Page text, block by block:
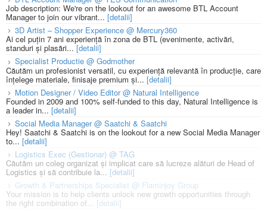
Job description: We're on the lookout for an awesome BTL Account
Manager to join our vibrant... [detalii]
3D Artist – Shopper Experience @ Mercury360
Ai cel puțin 7 ani experiență în zona de BTL (evenimente, activări,
standuri și plasări... [detalii]
Specialist Productie @ Godmother
Căutăm un profesionist versatil, cu experiență relevantă în producție, care
înțelege materiale, finisaje premium și... [detalii]
Motion Designer / Video Editor @ Natural Intelligence
Founded in 2009 and 100% self-funded to this day, Natural Intelligence is
a leader in... [detalii]
Social Media Manager @ Saatchi & Saatchi
Hey! Saatchi & Saatchi is on the lookout for a new Social Media Manager
to... [detalii]
Logistics Exec (Gestionar) @ TAG
Căutăm un coleg organizat și implicat care să lucreze alături de Head of
Logistics și să contribuie la... [detalii]
Growth & Partnerships Specialist @ Flaminjoy Group
Your mission is to help clients unlock new growth opportunities through
the right combination of... [detalii]